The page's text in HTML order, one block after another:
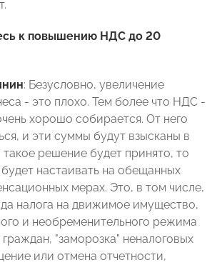
к повышению НДС до 20
: Безусловно, увеличение
- это плохо. Тем более что НДС -
хорошо собирается. От него
и эти суммы будут взысканы в
решение будет принято, то
настаивать на обещанных
мерах. Это, в том числе,
налога на движимое имущество,
и необременительного режима
"заморозка" неналоговых
или отмена отчетности,